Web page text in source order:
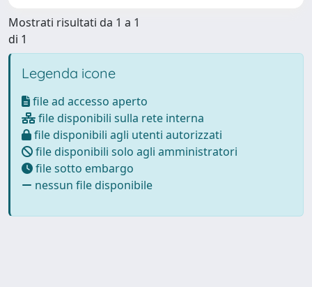
Mostrati risultati da 1 a 1
di 1
Legenda icone
file ad accesso aperto
file disponibili sulla rete interna
file disponibili agli utenti autorizzati
file disponibili solo agli amministratori
file sotto embargo
nessun file disponibile